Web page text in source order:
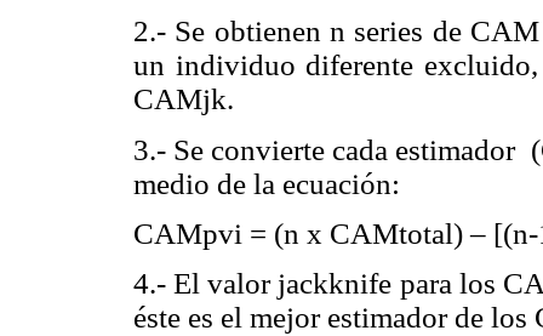
2.- Se obtienen n series de
un individuo diferente excluido,
CAMjk.
3.- Se convierte cada estimador
medio de la ecuación:
CAMpvi = (n x CAMtotal) –
4.- El valor jackknife para los
éste es el mejor estimador de los